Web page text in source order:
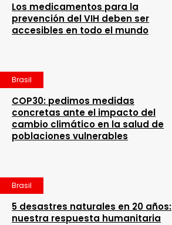
Los medicamentos para la
prevención del VIH deben ser
accesibles en todo el mundo
Brasil
COP30: pedimos medidas
concretas ante el impacto del
cambio climático en la salud de
poblaciones vulnerables
Brasil
5 desastres naturales en 20 años:
nuestra respuesta humanitaria